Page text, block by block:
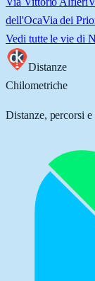
dell'OcaVia dei
Vedi tutte le vie di
Distanze
Chilometriche
Distanze, percorsi